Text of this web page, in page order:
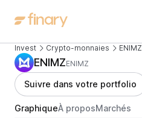
Invest Crypto-monnaies ENIMZ
ENIMZENIMZ
Suivre dans votre portfolio
GraphiqueÀ proposMarchés